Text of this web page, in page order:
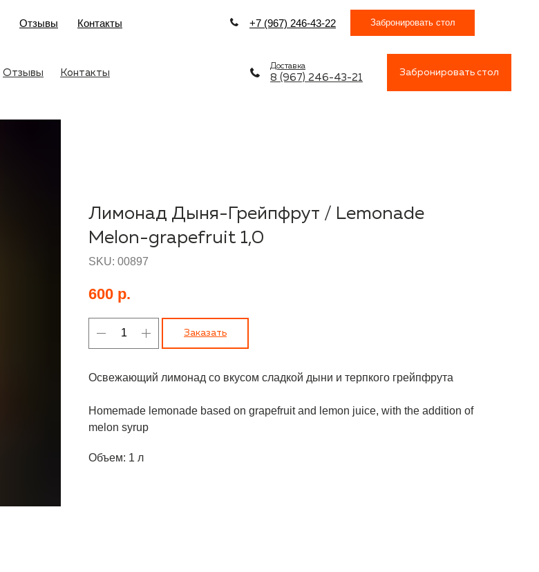
Контакты
Отзывы +7 (967) 246-43-22 Забронировать стол
Контакты
Отзывы 8 (967) 246-43-21
Забронировать стол
Доставка
Лимонад Дыня-Грейпфрут / Lemonade
Melon-grapefruit 1,0
SKU: 00897
600 р.
Заказать
Освежающий лимонад со вкусом сладкой дыни и терпкого грейпфрута
Homemade lemonade based on grapefruit and lemon juice, with the addition of
melon syrup
Объем: 1 л